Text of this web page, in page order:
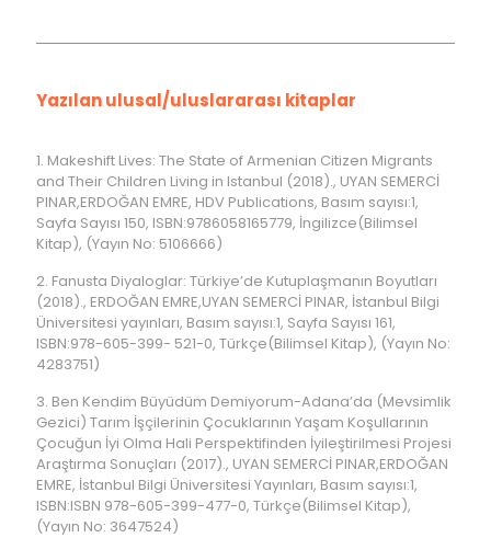
Yazılan ulusal/uluslararası kitaplar
1. Makeshift Lives: The State of Armenian Citizen Migrants
and Their Children Living in Istanbul (2018)., UYAN SEMERCİ
PINAR,ERDOĞAN EMRE, HDV Publications, Basım sayısı:1,
Sayfa Sayısı 150, ISBN:9786058165779, İngilizce(Bilimsel
Kitap), (Yayın No: 5106666)
2. Fanusta Diyaloglar: Türkiye’de Kutuplaşmanın Boyutları
(2018)., ERDOĞAN EMRE,UYAN SEMERCİ PINAR, İstanbul Bilgi
Üniversitesi yayınları, Basım sayısı:1, Sayfa Sayısı 161,
ISBN:978-605-399- 521-0, Türkçe(Bilimsel Kitap), (Yayın No:
4283751)
3. Ben Kendim Büyüdüm Demiyorum-Adana’da (Mevsimlik
Gezici) Tarım İşçilerinin Çocuklarının Yaşam Koşullarının
Çocuğun İyi Olma Hali Perspektifinden İyileştirilmesi Projesi
Araştırma Sonuçları (2017)., UYAN SEMERCİ PINAR,ERDOĞAN
EMRE, İstanbul Bilgi Üniversitesi Yayınları, Basım sayısı:1,
ISBN:ISBN 978-605-399-477-0, Türkçe(Bilimsel Kitap),
(Yayın No: 3647524)